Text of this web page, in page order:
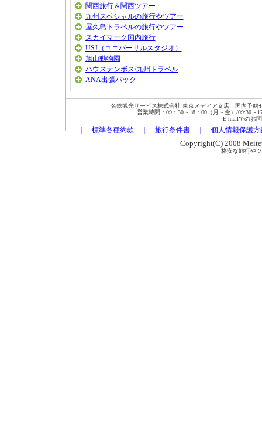
関西旅行＆関西ツアー
九州スペシャルの旅行やツアー
屋久島トラベルの旅行やツアー
スカイマーク国内旅行
USJ（ユニバーサルスタジオ）
旭山動物園
ハウステンボス/九州トラベル
ANA出張パック
名鉄観光サービス株式会社 東京メディア支店 国内予約
営業時間：09：30～18：00（月～金）/09:30～
E-mailでのお
標準各種約款 旅行条件書｜ 個人情報保護方
Copyright(C) 2008
格安な旅行や